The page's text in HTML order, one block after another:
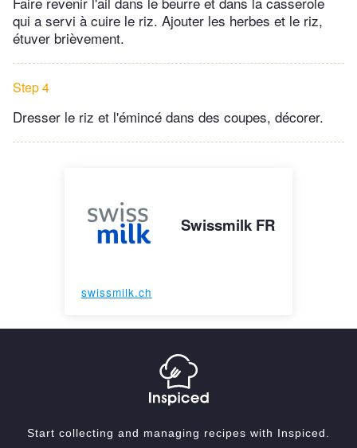
qui a servi à cuire le riz. Ajouter les herbes et le riz,
étuver brièvement.
Step 4
Dresser le riz et l'émincé dans des coupes, décorer.
Swissmilk FR
swissmilk.ch
Start collecting and managing recipes with Inspiced.